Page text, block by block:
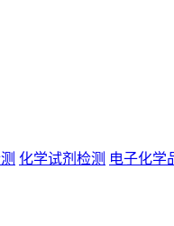
化学试剂检测 电子化学